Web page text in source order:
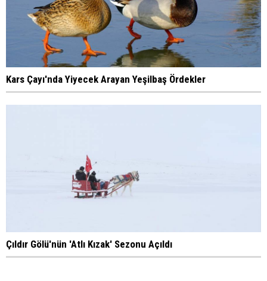
Kars Çayı'nda Yiyecek Arayan Yeşilbaş Ördekler
Çıldır Gölü'nün 'Atlı Kızak' Sezonu Açıldı